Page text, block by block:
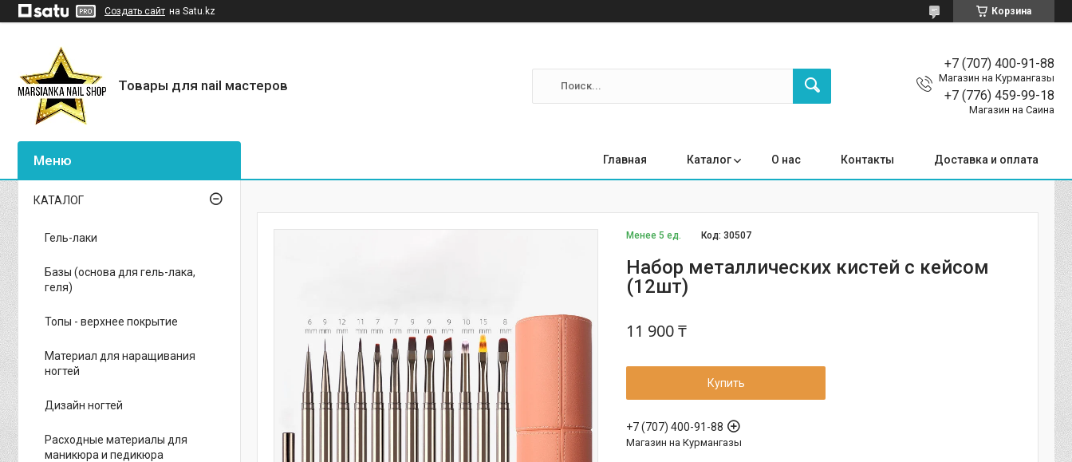
Создать сайт на Satu.kz Корзина
Товары для nail мастеров
+7 (707) 400-91-88
Магазин на Курмангазы
+7 (776) 459-99-18
Магазин на Саина
Главная Каталог О нас Контакты Доставка и оплата
Менее 5 ед. Код:30507
Набор металлических кистей с кейсом
(12шт)
11 900 ₸
Купить
+7 (707) 400-91-88
Магазин на Курмангазы
КАТАЛОГ
Гель-лаки
Базы (основа для гель-лака,
геля)
Топы - верхнее покрытие
Материал для наращивания
ногтей
Дизайн ногтей
Расходные материалы для
маникюра и педикюра